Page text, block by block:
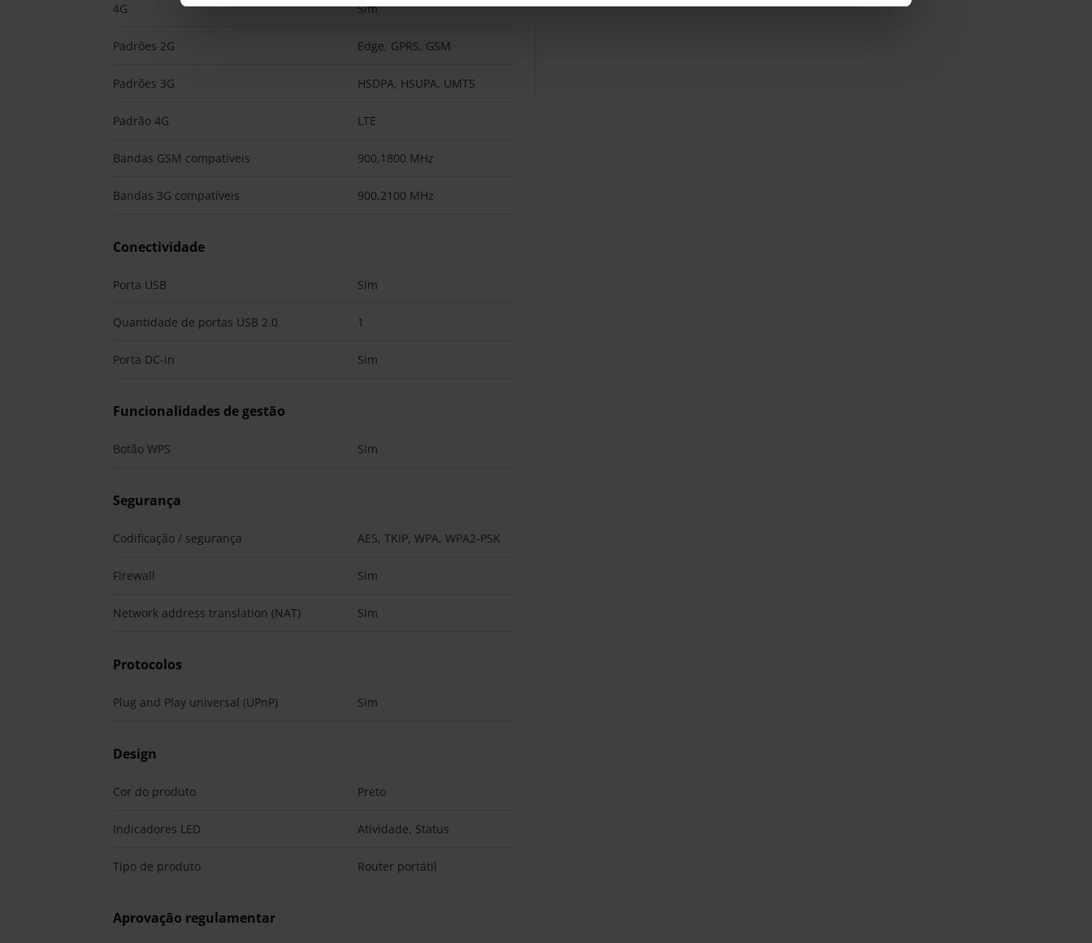
4G Sim
Padrões 2G Edge, GPRS, GSM
Padrões 3G HSDPA, HSUPA, UMTS
Padrão 4G LTE
Bandas GSM compatíveis 900,1800 MHz
Bandas 3G compatíveis 900,2100 MHz
Conectividade
Porta USB Sim
Quantidade de portas USB 2.0 1
Porta DC-in Sim
Funcionalidades de gestão
Botão WPS Sim
Segurança
Codificação / segurança AES, TKIP, WPA, WPA2-PSK
Firewall Sim
Network address translation (NAT) Sim
Protocolos
Plug and Play universal (UPnP) Sim
Design
Cor do produto Preto
Indicadores LED Atividade, Status
Tipo de produto Router portátil
Aprovação regulamentar